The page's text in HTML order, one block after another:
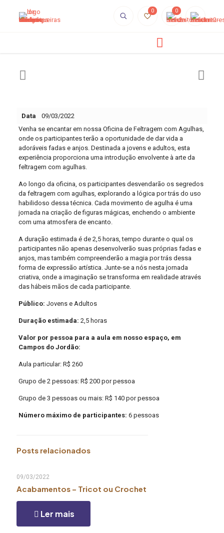
0 0
Data
09/03/2022
Venha se encantar em nossa Oficina de Feltragem com Agulhas,
onde os participantes terão a oportunidade de dar vida a
adoráveis fadas e anjos. Destinada a jovens e adultos, esta
experiência proporciona uma introdução envolvente à arte da
feltragem com agulhas.
Ao longo da oficina, os participantes desvendarão os segredos
da feltragem com agulhas, explorando a lógica por trás do uso
habilidoso dessa técnica. Cada movimento de agulha é uma
jornada na criação de figuras mágicas, enchendo o ambiente
com uma atmosfera de encanto.
A duração estimada é de 2,5 horas, tempo durante o qual os
participantes não apenas desenvolverão suas próprias fadas e
anjos, mas também compreenderão a magia por trás dessa
forma de expressão artística. Junte-se a nós nesta jornada
criativa, onde a imaginação se transforma em realidade através
das hábeis mãos de cada participante.
Público: Jovens e Adultos
Duração estimada: 2,5 horas
Valor por pessoa para a aula em nosso espaço, em
Campos do Jordão:
Aula particular: R$ 260
Grupo de 2 pessoas: R$ 200 por pessoa
Grupo de 3 pessoas ou mais: R$ 140 por pessoa
Número máximo de participantes: 6 pessoas
Posts relacionados
09/03/2022
Acabamentos – Tricot ou Crochet
Ler mais